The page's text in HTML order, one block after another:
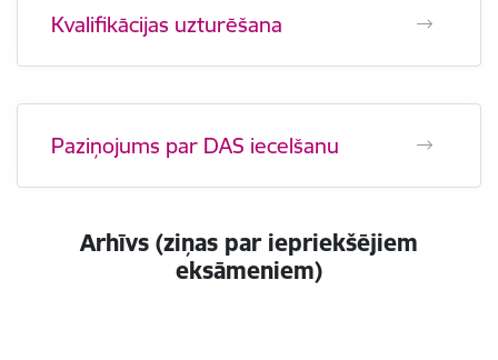
Kvalifikācijas uzturēšana
Paziņojums par DAS iecelšanu
Arhīvs (ziņas par iepriekšējiem
eksāmeniem)